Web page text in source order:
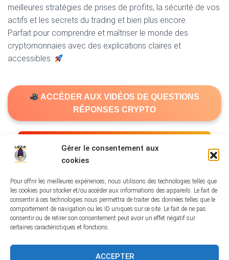
Gérer le consentement aux
cookies
Pour offrir les meilleures expériences, nous utilisons des technologies telles que
les cookies pour stocker et/ou accéder aux informations des appareils. Le fait de
consentir à ces technologies nous permettra de traiter des données telles que le
comportement de navigation ou les ID uniques sur ce site. Le fait de ne pas
consentir ou de retirer son consentement peut avoir un effet négatif sur
certaines caractéristiques et fonctions.
ACCEPTER
meilleures stratégies de prises de profits, la sécurité de vos
actifs et les secrets du trading et bien plus encore.
Parfait pour comprendre et maîtriser le monde des
cryptomonnaies avec des explications claires et
accessibles.
ACCÉDER AUX VIDÉOS DE QUESTIONS
RÉPONSES CRYPTO
Rejoins la Newsletter VIP Crypto
CONDITIONS GÉNÉRALES DE VENTE